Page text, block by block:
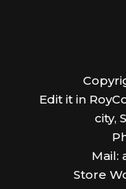
Edit it in
city,
Mail:
Store